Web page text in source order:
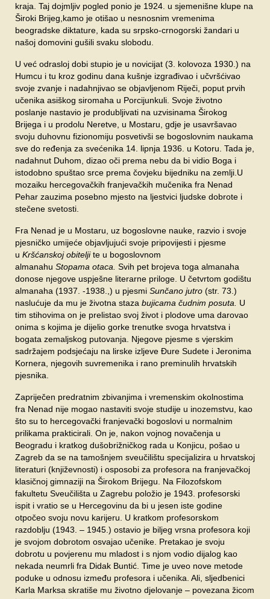
kraja. Taj dojmljiv pogled ponio je 1924. u sjemenišne klupe na
Široki Brijeg,kamo je otišao u nesnosnim vremenima
beogradske diktature, kada su srpsko-crnogorski žandari u
našoj domovini gušili svaku slobodu.
U već odrasloj dobi stupio je u novicijat (3. kolovoza 1930.) na
Humcu i tu kroz godinu dana kušnje izgrađivao i učvršćivao
svoje zvanje i nadahnjivao se objavljenom Riječi, poput prvih
učenika asiškog siromaha u Porcijunkuli. Svoje životno
poslanje nastavio je produbljivati na uzvisinama Širokog
Brijega i u prodolu Neretve, u Mostaru, gdje je usavršavao
svoju duhovnu fizionomiju posvetivši se bogoslovnim naukama
sve do ređenja za svećenika 14. lipnja 1936. u Kotoru. Tada je,
nadahnut Duhom, dizao oči prema nebu da bi vidio Boga i
istodobno spuštao srce prema čovjeku bijedniku na zemlji.U
mozaiku hercegovačkih franjevačkih mučenika fra Nenad
Pehar zauzima posebno mjesto na ljestvici ljudske dobrote i
stečene svetosti.
Fra Nenad je u Mostaru, uz bogoslovne nauke, razvio i svoje
pjesničko umijeće objavljujući svoje pripovijesti i pjesme
u Kršćanskoj obiteljite u bogoslovnom
almanahu Stopama otaca. Svih pet brojeva toga almanaha
donose njegove uspješne literarne priloge. U četvrtom godištu
almanaha (1937. -1938.,) u pjesmi Sunčano jutro (str. 73.)
naslućuje da mu je životna staza bujicama čudnim posuta. U
tim stihovima on je prelistao svoj život i plodove uma darovao
onima s kojima je dijelio gorke trenutke svoga hrvatstva i
bogata zemaljskog putovanja. Njegove pjesme s vjerskim
sadržajem podsjećaju na lirske izljeve Đure Sudete i Jeronima
Kornera, njegovih suvremenika i rano preminulih hrvatskih
pjesnika.
Zapriječen predratnim zbivanjima i vremenskim okolnostima
fra Nenad nije mogao nastaviti svoje studije u inozemstvu, kao
što su to hercegovački franjevački bogoslovi u normalnim
prilikama prakticirali. On je, nakon vojnog novačenja u
Beogradu i kratkog dušobrižničkog rada u Konjicu, pošao u
Zagreb da se na tamošnjem sveučilištu specijalizira u hrvatskoj
literaturi (književnosti) i osposobi za profesora na franjevačkoj
klasičnoj gimnaziji na Širokom Brijegu. Na Filozofskom
fakultetu Sveučilišta u Zagrebu položio je 1943. profesorski
ispit i vratio se u Hercegovinu da bi u jesen iste godine
otpočeo svoju novu karijeru. U kratkom profesorskom
razdoblju (1943. – 1945.) ostavio je biljeg vrsna profesora koji
je svojom dobrotom osvajao učenike. Pretakao je svoju
dobrotu u povjerenu mu mladost i s njom vodio dijalog kao
nekada neumrli fra Didak Buntić. Time je uveo nove metode
poduke u odnosu između profesora i učenika. Ali, sljedbenici
Karla Marksa skratiše mu životno djelovanje – povezana žicom